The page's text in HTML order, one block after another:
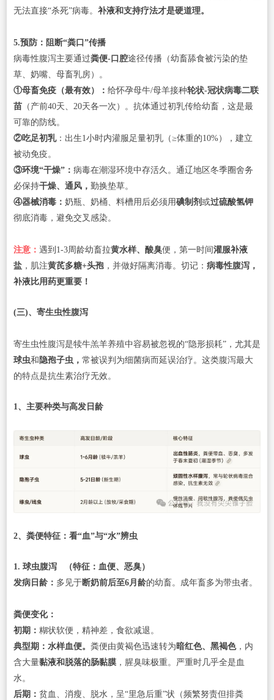
无法直接“杀死”病毒。 补液和支持疗法才是硬道理。
5.预防：阻断“粪口”传播
病毒性腹泻主要通过粪便-口腔途径传播（幼畜舔食被污染的垫
草、奶嘴、母畜乳房）。
①母畜免疫（最有效）： 给怀孕母牛/母羊接种轮状-冠状病毒二联
苗（产前40天、20天各一次）。抗体通过初乳传给幼畜，这是最
可靠的防线。
②吃足初乳：出生1小时内灌服足量初乳（≥体重的10%），建立
被动免疫。
③环境“干燥”： 病毒在潮湿环境中存活久。通辽地区冬季圈舍务
必保持干燥、通风， 勤换垫草。
④器械消毒： 奶瓶、奶桶、料槽用后必须用碘制剂 或过硫酸氢钾
彻底消毒，避免交叉感染。
注意： 遇到1-3周龄幼畜拉黄水样、酸臭便，第一时间灌服补液
盐，肌注黄芪多糖+头孢，并做好隔离消毒。切记： 病毒性腹泻，
补液比用药更重要！
(三)、寄生虫性腹泻
寄生虫性腹泻是犊牛羔羊养殖中容易被忽视的“隐形损耗”，尤其是
球虫和 隐孢子虫， 常被误判为细菌病而延误治疗。这类腹泻最大
的特点是抗生素治疗无效。
1、主要种类与高发日龄
2、粪便特征：看“血”与“水”辨虫
1. 球虫腹泻
（特征：血便、恶臭）
发病日龄： 多见于断奶前后至6月龄的幼畜。成年畜多为带虫者。
粪便变化：
初期： 糊状软便，精神差，食欲减退。
典型期：水样血便。 粪便由黄褐色迅速转为暗红色、黑褐色，内
含大量黏液和脱落的肠黏膜，腥臭味极重。严重时几乎全是血
水。
后期： 贫血、消瘦、脱水，呈“里急后重”状（频繁努责但排粪